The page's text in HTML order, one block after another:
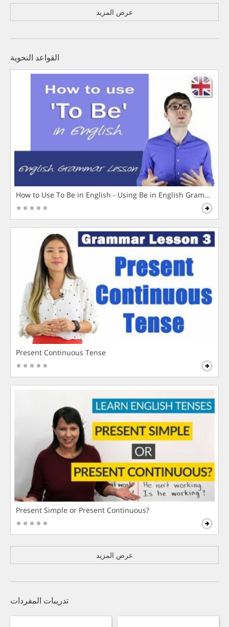
عرض المزيد
القواعد النحوية
How to Use To Be in English - Using Be in English Grammar
Present Continuous Tense
Present Simple or Present Continuous?
عرض المزيد
تدريبات المفردات